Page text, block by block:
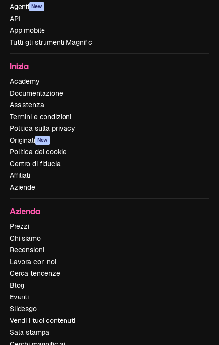
Agenti New
API
App mobile
Tutti gli strumenti Magnific
Inizia
Academy
Documentazione
Assistenza
Termini e condizioni
Politica sulla privacy
Originali New
Politica dei cookie
Centro di fiducia
Affiliati
Aziende
Azienda
Prezzi
Chi siamo
Recensioni
Lavora con noi
Cerca tendenze
Blog
Eventi
Slidesgo
Vendi i tuoi contenuti
Sala stampa